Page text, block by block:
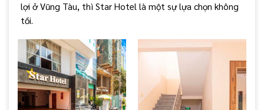
lợi ở Vũng Tàu, thì Star Hotel là một sự lựa chọn không
tồi.